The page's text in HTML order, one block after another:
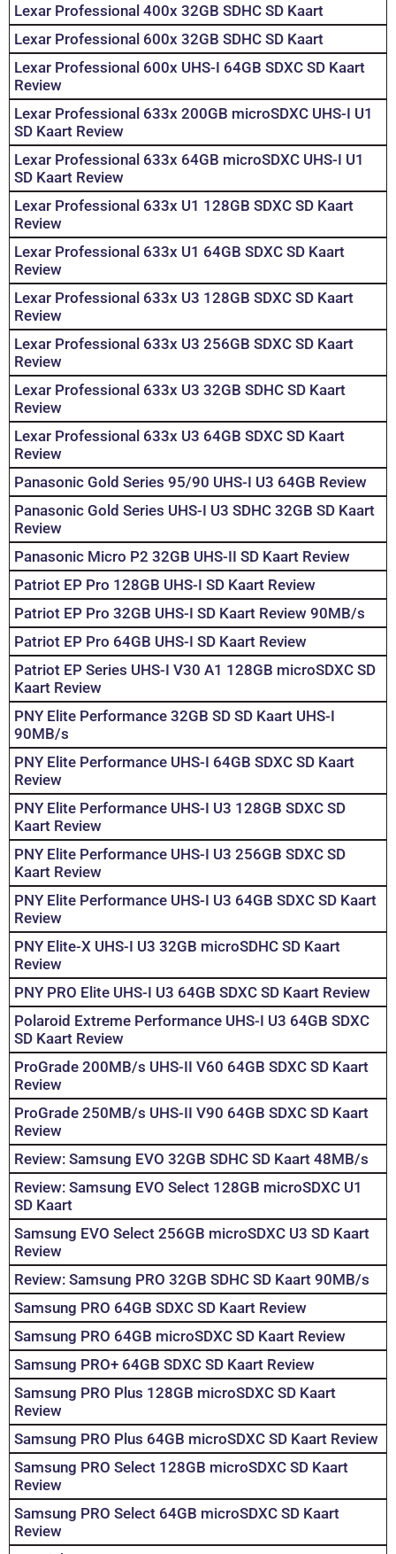
Lexar Professional 400x 32GB SDHC SD Kaart
Lexar Professional 600x 32GB SDHC SD Kaart
Lexar Professional 600x UHS-I 64GB SDXC SD Kaart
Review
Lexar Professional 633x 200GB microSDXC UHS-I U1
SD Kaart Review
Lexar Professional 633x 64GB microSDXC UHS-I U1
SD Kaart Review
Lexar Professional 633x U1 128GB SDXC SD Kaart
Review
Lexar Professional 633x U1 64GB SDXC SD Kaart
Review
Lexar Professional 633x U3 128GB SDXC SD Kaart
Review
Lexar Professional 633x U3 256GB SDXC SD Kaart
Review
Lexar Professional 633x U3 32GB SDHC SD Kaart
Review
Lexar Professional 633x U3 64GB SDXC SD Kaart
Review
Panasonic Gold Series 95/90 UHS-I U3 64GB Review
Panasonic Gold Series UHS-I U3 SDHC 32GB SD Kaart
Review
Panasonic Micro P2 32GB UHS-II SD Kaart Review
Patriot EP Pro 128GB UHS-I SD Kaart Review
Patriot EP Pro 32GB UHS-I SD Kaart Review 90MB/s
Patriot EP Pro 64GB UHS-I SD Kaart Review
Patriot EP Series UHS-I V30 A1 128GB microSDXC SD
Kaart Review
PNY Elite Performance 32GB SD SD Kaart UHS-I
90MB/s
PNY Elite Performance UHS-I 64GB SDXC SD Kaart
Review
PNY Elite Performance UHS-I U3 128GB SDXC SD
Kaart Review
PNY Elite Performance UHS-I U3 256GB SDXC SD
Kaart Review
PNY Elite Performance UHS-I U3 64GB SDXC SD Kaart
Review
PNY Elite-X UHS-I U3 32GB microSDHC SD Kaart
Review
PNY PRO Elite UHS-I U3 64GB SDXC SD Kaart Review
Polaroid Extreme Performance UHS-I U3 64GB SDXC
SD Kaart Review
ProGrade 200MB/s UHS-II V60 64GB SDXC SD Kaart
Review
ProGrade 250MB/s UHS-II V90 64GB SDXC SD Kaart
Review
Review: Samsung EVO 32GB SDHC SD Kaart 48MB/s
Review: Samsung EVO Select 128GB microSDXC U1
SD Kaart
Samsung EVO Select 256GB microSDXC U3 SD Kaart
Review
Review: Samsung PRO 32GB SDHC SD Kaart 90MB/s
Samsung PRO 64GB SDXC SD Kaart Review
Samsung PRO 64GB microSDXC SD Kaart Review
Samsung PRO+ 64GB SDXC SD Kaart Review
Samsung PRO Plus 128GB microSDXC SD Kaart
Review
Samsung PRO Plus 64GB microSDXC SD Kaart Review
Samsung PRO Select 128GB microSDXC SD Kaart
Review
Samsung PRO Select 64GB microSDXC SD Kaart
Review